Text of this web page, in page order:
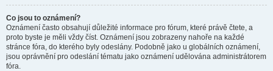
Co jsou to oznámení?
Oznámení často obsahují důležité informace pro fórum, které právě čtete, a
proto byste je měli vždy číst. Oznámení jsou zobrazeny nahoře na každé
stránce fóra, do kterého byly odeslány. Podobně jako u globálních oznámení,
jsou oprávnění pro odeslání tématu jako oznámení udělována administrátorem
fóra.